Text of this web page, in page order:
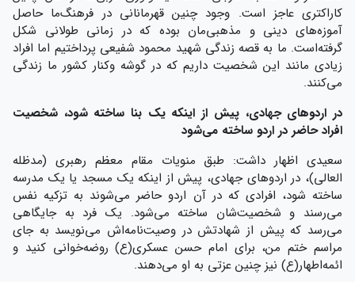
کاراکتری عاجز است. وجود چنین قهرمانانی در فرهنگ‌ما حاصل
آموزه‌های دینی و مذهبی‌مان بوده که در زمانی طولانی شکل
گرفته‌است. ما به قصه زندگی شهید محمود شفیعی پرداختیم اما افراد
زیادی مانند این شخصیت داریم که در گوشه وکنار کشور ما زندگی
می‌کنند.
در اردوهای جهادی، پیش از اینکه یک بنا ساخته شود، شخصیت
افراد حاضر در اردو ساخته می‌شود
سعیدی اظهار داشت: طبق منویات مقام معظم رهبری (مدظله
العالی)، در اردوهای جهادی، پیش از اینکه یک مسجد یا یک مدرسه
ساخته شود، افرادی که در آن اردو حاضر می‌شوند به تزکیه نفس
می‌رسند و شخصیت‌شان ساخته می‌شود. یک فرد به جایگاهی
می‌رسد که پیش از شهادتش در وصیت‌نامه‌اش می‌نویسد به جای
مراسم ختم من، برای امام حسن عسکری(ع) روضه‌خوانی کنید و
ائمه‌اطهار(ع) نیز چنین عزتی به او می‌دهند.